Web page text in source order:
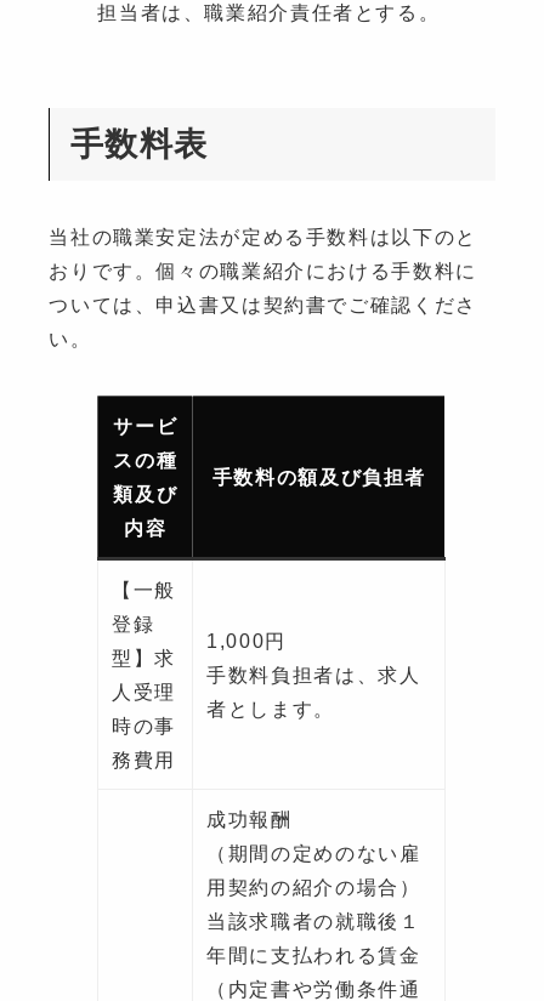
担当者は、職業紹介責任者とする。
手数料表
当社の職業安定法が定める手数料は以下のと
おりです。個々の職業紹介における手数料に
ついては、申込書又は契約書でご確認くださ
い。
サービ
スの種
類及び
内容
手数料の額及び負担者
【一般
登録
型】求
人受理
時の事
務費用
1,000円
手数料負担者は、求人
者とします。
成功報酬
（期間の定めのない雇
用契約の紹介の場合）
当該求職者の就職後１
年間に支払われる賃金
（内定書や労働条件通